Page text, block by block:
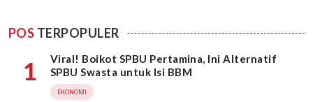
POS TERPOPULER
1
Viral! Boikot SPBU Pertamina, Ini Alternatif
SPBU Swasta untuk Isi BBM
EKONOMI